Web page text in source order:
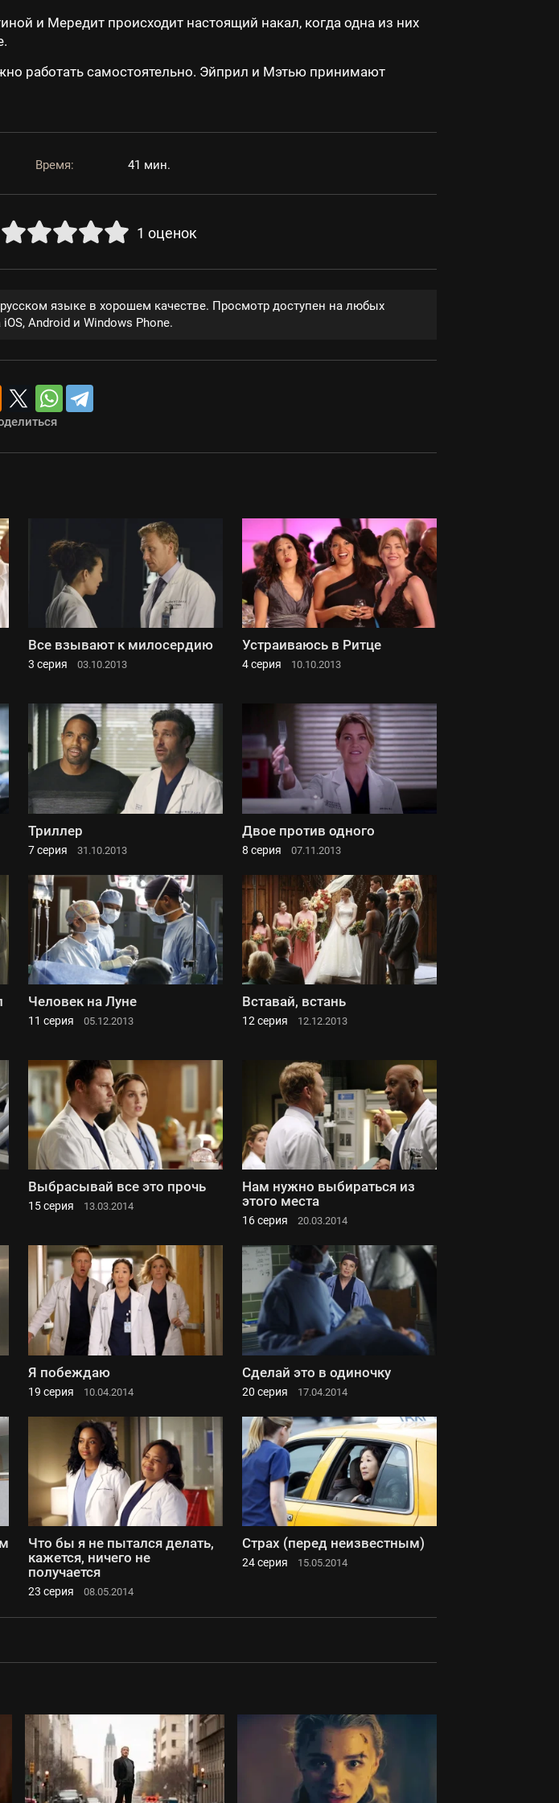
и Мередит происходит настоящий накал, когда одна из них
работать самостоятельно. Эйприл и Мэтью принимают
Время: 41 мин.
1 оценок
языке в хорошем качестве. Просмотр доступен на любых
Android и Windows Phone.
Все взывают к милосердию
3 серия 03.10.2013
Устраиваюсь в Ритце
4 серия 10.10.2013
Триллер
7 серия 31.10.2013
Двое против одного
8 серия 07.11.2013
Человек на Луне
11 серия 05.12.2013
Вставай, встань
12 серия 12.12.2013
Выбрасывай все это прочь
15 серия 13.03.2014
Нам нужно выбираться из
этого места
16 серия 20.03.2014
Я побеждаю
19 серия 10.04.2014
Сделай это в одиночку
20 серия 17.04.2014
Что бы я не пытался делать,
кажется, ничего не
получается
23 серия 08.05.2014
Страх (перед неизвестным)
24 серия 15.05.2014